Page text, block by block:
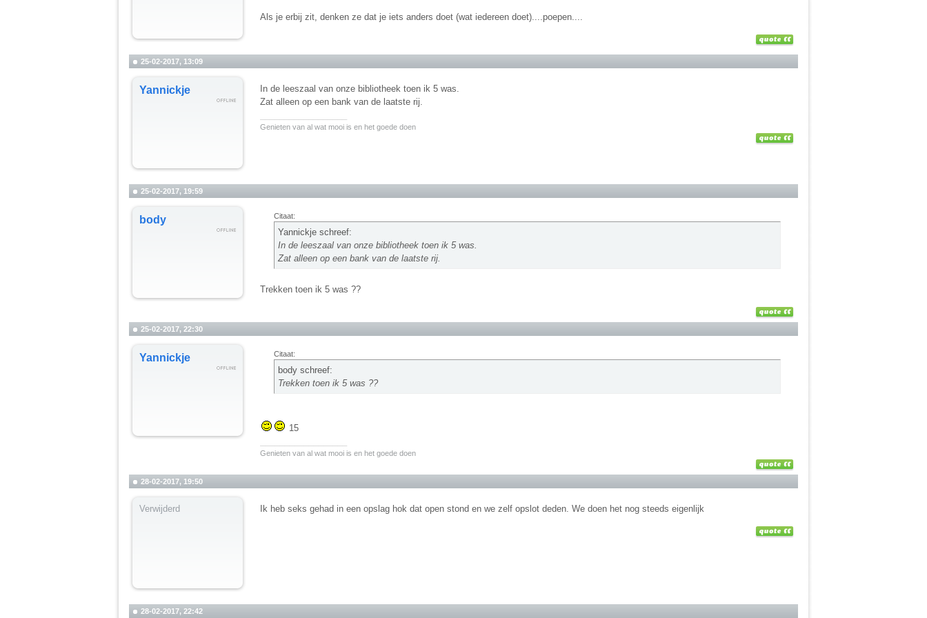
Als je erbij zit, denken ze dat je iets anders doet (wat iedereen doet)....poepen....
25-02-2017, 13:09
Yannickje
In de leeszaal van onze bibliotheek toen ik 5 was.
Zat alleen op een bank van de laatste rij.
Genieten van al wat mooi is en het goede doen
25-02-2017, 19:59
body Citaat:
Yannickje schreef:
In de leeszaal van onze bibliotheek toen ik 5 was.
Zat alleen op een bank van de laatste rij.
Trekken toen ik 5 was ??
25-02-2017, 22:30
Yannickje Citaat:
body schreef:
Trekken toen ik 5 was ??
15
Genieten van al wat mooi is en het goede doen
28-02-2017, 19:50
Verwijderd Ik heb seks gehad in een opslag hok dat open stond en we zelf opslot deden. We doen het nog steeds eigenlijk
28-02-2017, 22:42